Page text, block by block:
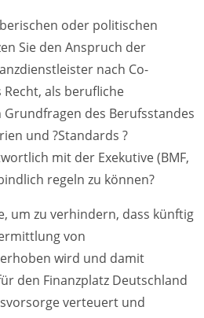
oder politischen
Sie den Anspruch der
nach Co-
Recht, als berufliche
des Berufsstandes
und ?Standards ?
mit der Exekutive (BMF,
regeln zu können?
um zu verhindern, dass künftig
von
wird und damit
den Finanzplatz Deutschland
verteuert und